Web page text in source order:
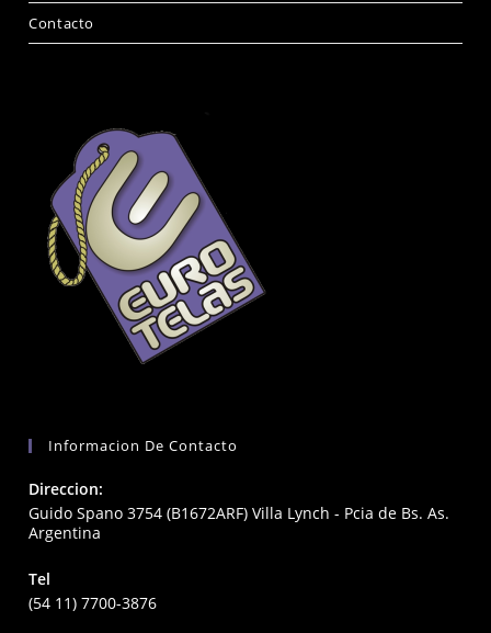
Contacto
Informacion De Contacto
Direccion:
Guido Spano 3754 (B1672ARF) Villa Lynch - Pcia de Bs. As.
Argentina
Tel
(54 11) 7700-3876